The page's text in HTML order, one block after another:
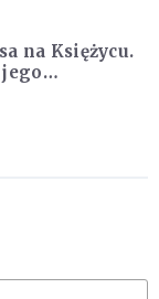
na Księżycu.
do